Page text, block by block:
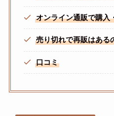
オンライン通販で購入
売り切れで再販はある
口コミ